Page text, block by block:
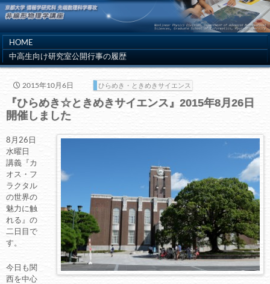
HOME
中高生向け研究室公開行事の履歴
2015年10月6日 ひらめき・ときめきサイエンス
『ひらめき☆ときめきサイエンス』2015年8月26日
開催しました
8月26日
水曜日
講義『カ
オス・フ
ラクタル
の世界の
魅力に触
れる』の
二日目で
す。
今日も関
西を中心